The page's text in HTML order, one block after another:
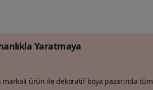
Yaratmaya
markalı ürün ile dekoratif boya pazarında tüm